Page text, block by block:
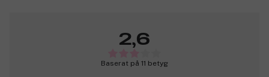
2,6
Baserat på 11 betyg